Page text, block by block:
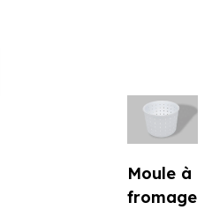
Moule à
fromage